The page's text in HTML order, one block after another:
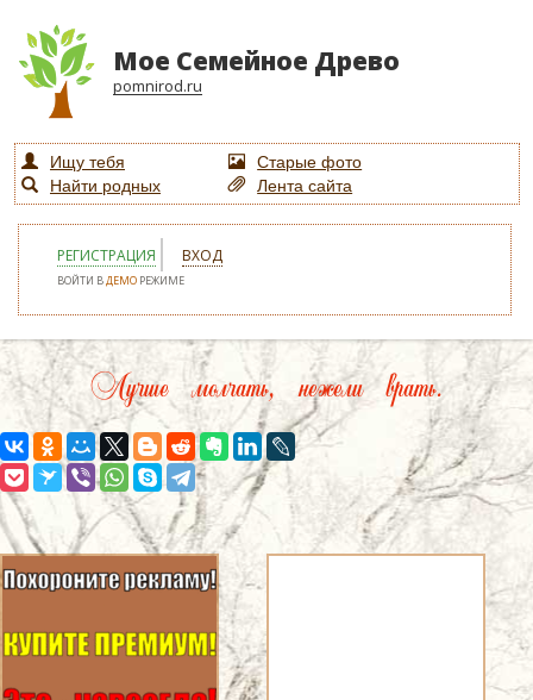
Мое Семейное Древо
pomnirod.ru
Ищу тебя
Старые фото
Найти родных
Лента сайта
РЕГИСТРАЦИЯ ВХОД
ВОЙТИ ВДЕМО РЕЖИМЕ
Лучше молчать, нежели врать.